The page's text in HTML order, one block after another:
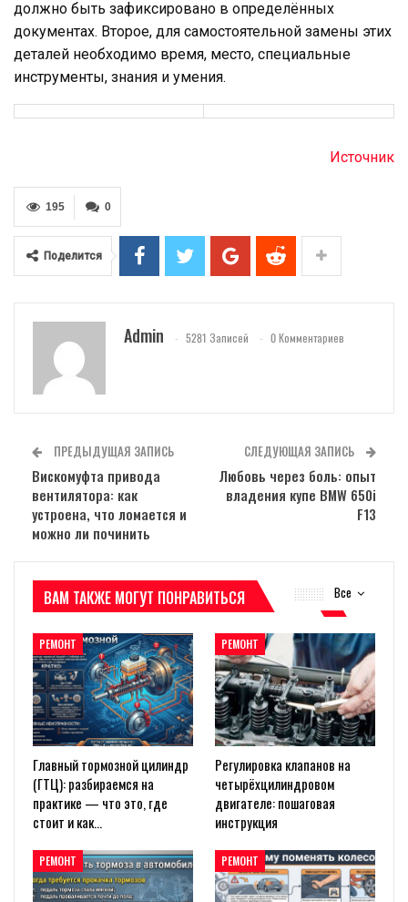
должно быть зафиксировано в определённых
документах. Второе, для самостоятельной замены этих
деталей необходимо время, место, специальные
инструменты, знания и умения.
Источник
0
195
Поделится
Admin 5281 Записей 0 Комментариев
ПРЕДЫДУЩАЯ ЗАПИСЬ
Вискомуфта привода
вентилятора: как
устроена, что ломается и
можно ли починить
СЛЕДУЮЩАЯ ЗАПИСЬ
Любовь через боль: опыт
владения купе BMW 650i
F13
Все
ВАМ ТАКЖЕ МОГУТ ПОНРАВИТЬСЯ
РЕМОНТ
Главный тормозной цилиндр
(ГТЦ): разбираемся на
практике — что это, где
стоит и как…
РЕМОНТ
Регулировка клапанов на
четырёхцилиндровом
двигателе: пошаговая
инструкция
РЕМОНТ РЕМОНТ